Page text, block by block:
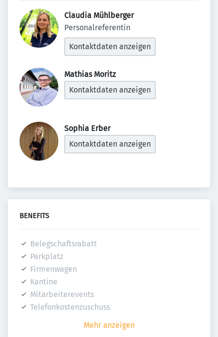
Claudia Mühlberger
Personalreferentin
Kontaktdaten anzeigen
Mathias Moritz
Kontaktdaten anzeigen
Sophia Erber
Kontaktdaten anzeigen
BENEFITS
Belegschaftsrabatt
Parkplatz
Firmenwagen
Kantine
Mitarbeiterevents
Telefonkostenzuschuss
Mehr anzeigen